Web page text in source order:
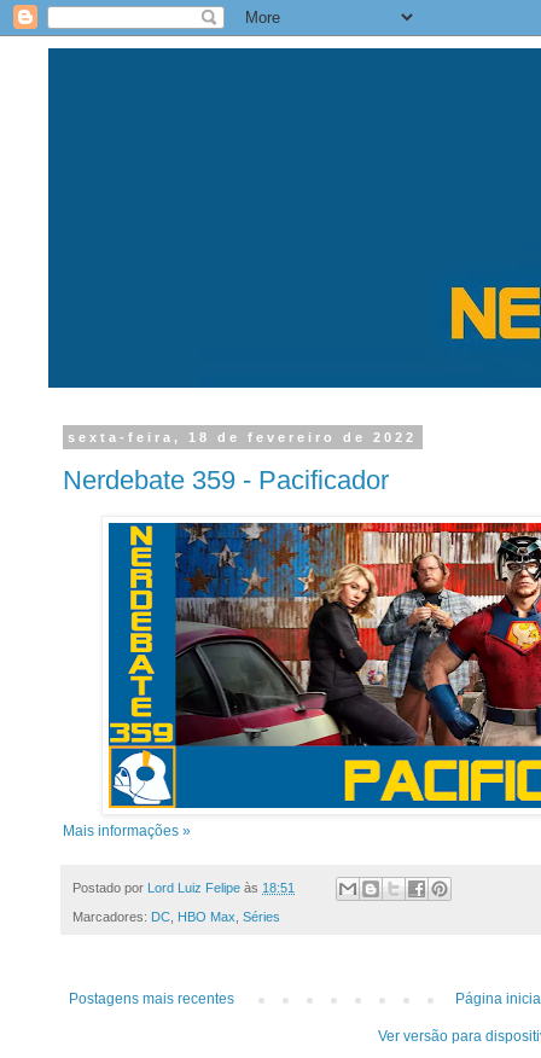
sexta-feira, 18 de fevereiro de 2022
Nerdebate 359 - Pacificador
Mais informações »
Postado por Lord Luiz Felipe às 18:51
Marcadores: DC HBO Max Séries
Postagens mais recentes Página
Ver versão para